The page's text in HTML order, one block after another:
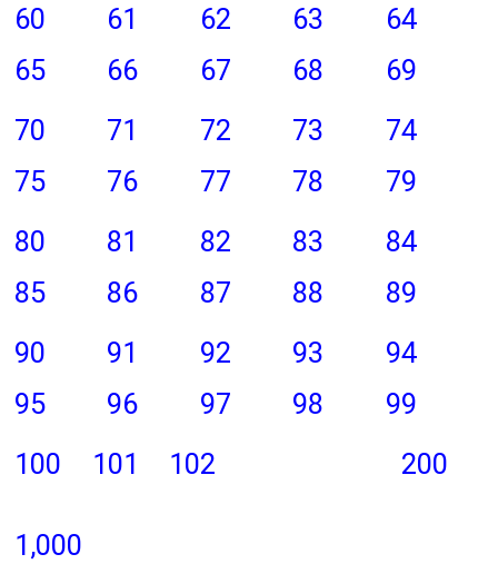
60
61 62 63
64
65
66 67 68
69
70
71 72 73
74
75
76 77 78
79
80
81 82 83
84
85
86 87 88
89
90
91 92 93
94
95
96 97 98
99
100
101 102 200
1,000